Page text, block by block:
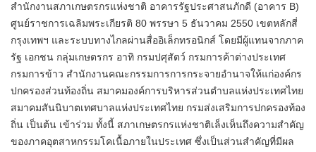
สำนักงานสภาเกษตรกรแห่งชาติ อาคารรัฐประศาสนภักดี (อาคาร B)
ศูนย์ราชการเฉลิมพระเกียรติ 80 พรรษา 5 ธันวาคม 2550 เขตหลักสี่
กรุงเทพฯ และระบบทางไกลผ่านสื่ออิเล็กทรอนิกส์ โดยมีผู้แทนจากภาค
รัฐ เอกชน กลุ่มเกษตรกร อาทิ กรมปศุสัตว์ กรมการค้าต่างประเทศ
กรมการข้าว สำนักงานคณะกรรมการการกระจายอำนาจให้แก่องค์กร
ปกครองส่วนท้องถิ่น สมาคมองค์การบริหารส่วนตำบลแห่งประเทศไทย
สมาคมสันนิบาตเทศบาลแห่งประเทศไทย กรมส่งเสริมการปกครองท้อง
ถิ่น เป็นต้น เข้าร่วม ทั้งนี้ สภาเกษตรกรแห่งชาติเล็งเห็นถึงความสำคัญ
ของภาคอุตสาหกรรมโคเนื้อภายในประเทศ ซึ่งเป็นส่วนสำคัญที่มีผล